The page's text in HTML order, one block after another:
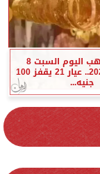
أسعار الذهب اليوم السبت 8
أغسطس 2026.. عيار 21 يقفز 100
جنيه...